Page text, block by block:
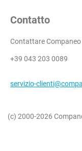
Contatto
Contattare Companeo
+39 043 203 0089
servizio-
(c) 2000-2026